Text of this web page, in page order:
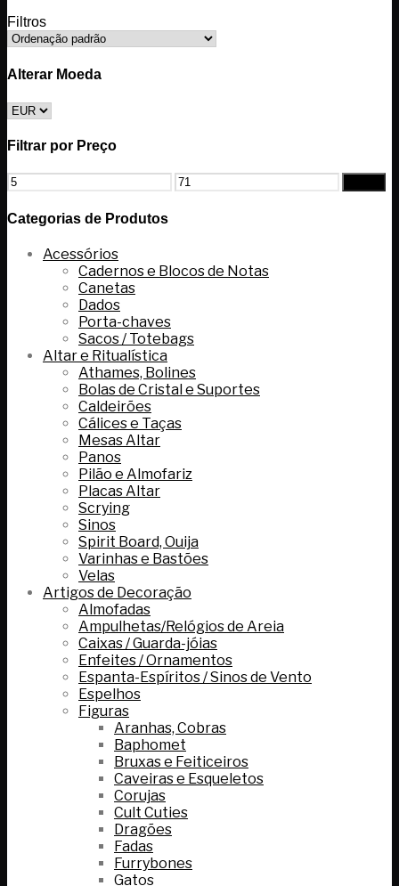
Filtros
Alterar Moeda
Filtrar por Preço
Categorias de Produtos
Acessórios
Cadernos e Blocos de Notas
Canetas
Dados
Porta-chaves
Sacos / Totebags
Altar e Ritualística
Athames, Bolines
Bolas de Cristal e Suportes
Caldeirões
Cálices e Taças
Mesas Altar
Panos
Pilão e Almofariz
Placas Altar
Scrying
Sinos
Spirit Board, Ouija
Varinhas e Bastões
Velas
Artigos de Decoração
Almofadas
Ampulhetas/Relógios de Areia
Caixas / Guarda-jóias
Enfeites / Ornamentos
Espanta-Espíritos / Sinos de Vento
Espelhos
Figuras
Aranhas, Cobras
Baphomet
Bruxas e Feiticeiros
Caveiras e Esqueletos
Corujas
Cult Cuties
Dragões
Fadas
Furrybones
Gatos